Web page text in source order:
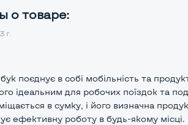
о товаре:
г.
поєднує в собі мобільність та
ідеальним для робочих поїздок та
в сумку, і його визначна
ефективну роботу в будь-якому місці.